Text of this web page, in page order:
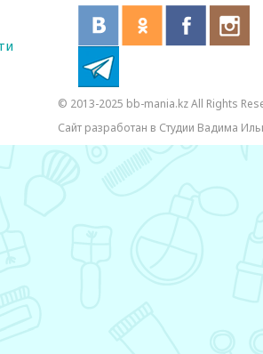
© 2013-2025 bb-mania.kz All Rights
Сайт разработан в Студии Вадима